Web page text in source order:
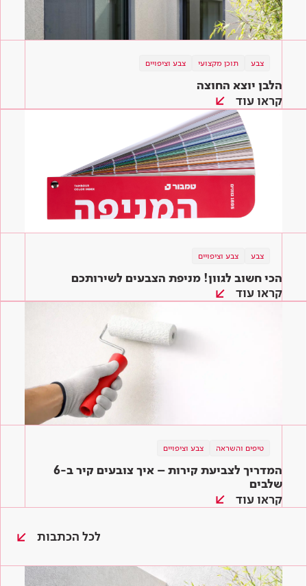
צבע תוכן מקצועי צבע וציפויים
הלבן יוצא החוצה
קראו עוד
צבע צבע וציפויים
הכי חשוב לגוון! מניפת הצבעים לשירותכם
קראו עוד
טיפים והשראה צבע וציפויים
המדריך לצביעת קירות – איך צובעים קיר ב-6
שלבים
קראו עוד
לכל הכתבות